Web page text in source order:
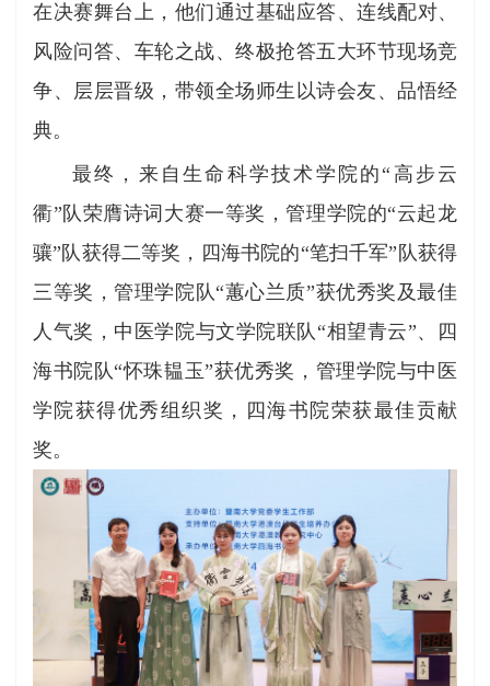
在决赛舞台上，他们通过基础应答、连线配对、
风险问答、车轮之战、终极抢答五大环节现场竞
争、层层晋级，带领全场师生以诗会友、品悟经
典。
最终，来自生命科学技术学院的“高步云
衢”队荣膺诗词大赛一等奖，管理学院的“云起龙
骧”队获得二等奖，四海书院的“笔扫千军”队获得
三等奖，管理学院队“蕙心兰质”获优秀奖及最佳
人气奖，中医学院与文学院联队“相望青云”、四
海书院队“怀珠韫玉”获优秀奖，管理学院与中医
学院获得优秀组织奖，四海书院荣获最佳贡献
奖。